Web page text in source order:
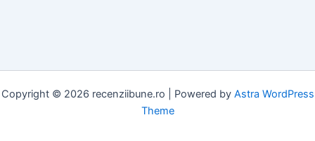
Copyright © 2026 recenziibune.ro | Powered by Astra WordPress
Theme